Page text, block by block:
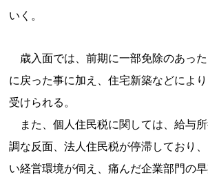
いく。
歳入面では、前期に一部免除のあっ
に戻った事に加え、住宅新築などによ
受けられる。
また、個人住民税に関しては、給与
調な反面、法人住民税が停滞しており
い経営環境が伺え、痛んだ企業部門の早